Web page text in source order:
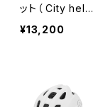
ット（ City helm
et ADULT )
¥13,200